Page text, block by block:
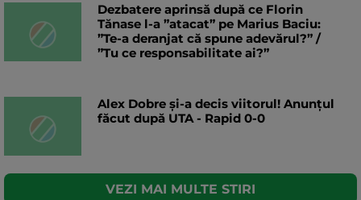
Dezbatere aprinsă după ce Florin
Tănase l-a ”atacat” pe Marius Baciu:
”Te-a deranjat că spune adevărul?” /
”Tu ce responsabilitate ai?”
Alex Dobre și-a decis viitorul! Anunțul
făcut după UTA - Rapid 0-0
VEZI MAI MULTE STIRI